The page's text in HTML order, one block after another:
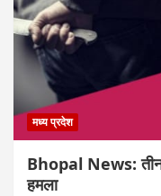
मध्य प्रदेश
Bhopal News: तीन
हमला